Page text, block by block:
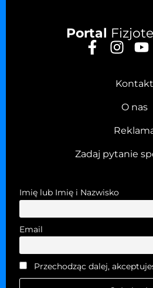
Portal
Kontakt
O nas
Zadaj pytanie
Imię lub Imię i Nazwisko
Email
Przechodząc dalej,